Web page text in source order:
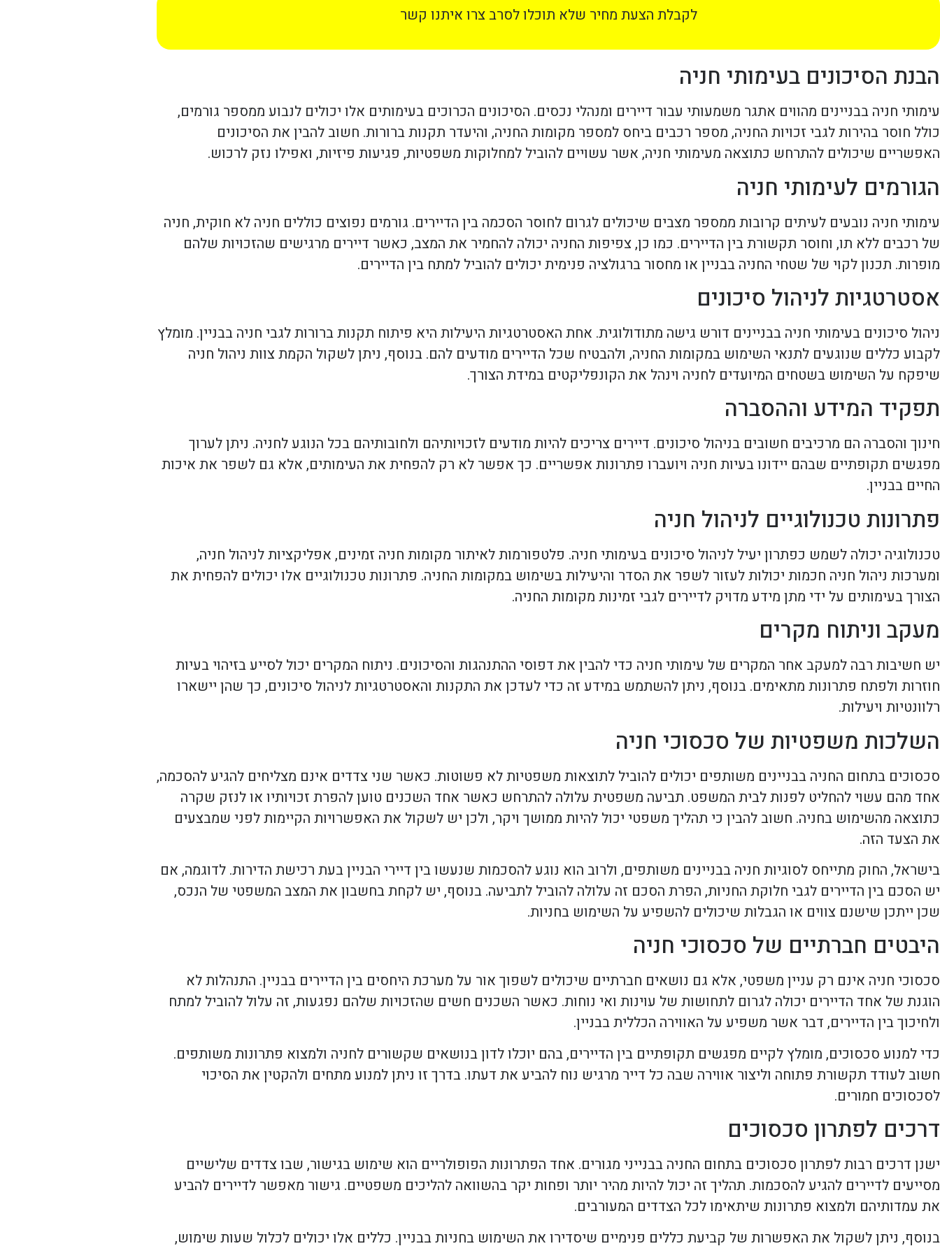
לקבלת הצעת מחיר שלא תוכלו לסרב צרו איתנו קשר
הבנת הסיכונים בעימותי חניה
עימותי חניה בבניינים מהווים אתגר משמעותי עבור דיירים ומנהלי נכסים. הסיכונים הכרוכים בעימותים אלו יכולים לנבוע ממספר גורמים,
כולל חוסר בהירות לגבי זכויות החניה, מספר רכבים ביחס למספר מקומות החניה, והיעדר תקנות ברורות. חשוב להבין את הסיכונים
האפשריים שיכולים להתרחש כתוצאה מעימותי חניה, אשר עשויים להוביל למחלוקות משפטיות, פגיעות פיזיות, ואפילו נזק לרכוש.
הגורמים לעימותי חניה
עימותי חניה נובעים לעיתים קרובות ממספר מצבים שיכולים לגרום לחוסר הסכמה בין הדיירים. גורמים נפוצים כוללים חניה לא חוקית, חניה
של רכבים ללא תו, וחוסר תקשורת בין הדיירים. כמו כן, צפיפות החניה יכולה להחמיר את המצב, כאשר דיירים מרגישים שהזכויות שלהם
מופרות. תכנון לקוי של שטחי החניה בבניין או מחסור ברגולציה פנימית יכולים להוביל למתח בין הדיירים.
אסטרטגיות לניהול סיכונים
ניהול סיכונים בעימותי חניה בבניינים דורש גישה מתודולוגית. אחת האסטרטגיות היעילות היא פיתוח תקנות ברורות לגבי חניה בבניין. מומלץ
לקבוע כללים שנוגעים לתנאי השימוש במקומות החניה, ולהבטיח שכל הדיירים מודעים להם. בנוסף, ניתן לשקול הקמת צוות ניהול חניה
שיפקח על השימוש בשטחים המיועדים לחניה וינהל את הקונפליקטים במידת הצורך.
תפקיד המידע וההסברה
חינוך והסברה הם מרכיבים חשובים בניהול סיכונים. דיירים צריכים להיות מודעים לזכויותיהם ולחובותיהם בכל הנוגע לחניה. ניתן לערוך
מפגשים תקופתיים שבהם יידונו בעיות חניה ויועברו פתרונות אפשריים. כך אפשר לא רק להפחית את העימותים, אלא גם לשפר את איכות
החיים בבניין.
פתרונות טכנולוגיים לניהול חניה
טכנולוגיה יכולה לשמש כפתרון יעיל לניהול סיכונים בעימותי חניה. פלטפורמות לאיתור מקומות חניה זמינים, אפליקציות לניהול חניה,
ומערכות ניהול חניה חכמות יכולות לעזור לשפר את הסדר והיעילות בשימוש במקומות החניה. פתרונות טכנולוגיים אלו יכולים להפחית את
הצורך בעימותים על ידי מתן מידע מדויק לדיירים לגבי זמינות מקומות החניה.
מעקב וניתוח מקרים
יש חשיבות רבה למעקב אחר המקרים של עימותי חניה כדי להבין את דפוסי ההתנהגות והסיכונים. ניתוח המקרים יכול לסייע בזיהוי בעיות
חוזרות ולפתח פתרונות מתאימים. בנוסף, ניתן להשתמש במידע זה כדי לעדכן את התקנות והאסטרטגיות לניהול סיכונים, כך שהן יישארו
רלוונטיות ויעילות.
השלכות משפטיות של סכסוכי חניה
סכסוכים בתחום החניה בבניינים משותפים יכולים להוביל לתוצאות משפטיות לא פשוטות. כאשר שני צדדים אינם מצליחים להגיע להסכמה,
אחד מהם עשוי להחליט לפנות לבית המשפט. תביעה משפטית עלולה להתרחש כאשר אחד השכנים טוען להפרת זכויותיו או לנזק שקרה
כתוצאה מהשימוש בחניה. חשוב להבין כי תהליך משפטי יכול להיות ממושך ויקר, ולכן יש לשקול את האפשרויות הקיימות לפני שמבצעים
את הצעד הזה.
בישראל, החוק מתייחס לסוגיות חניה בבניינים משותפים, ולרוב הוא נוגע להסכמות שנעשו בין דיירי הבניין בעת רכישת הדירות. לדוגמה, אם
יש הסכם בין הדיירים לגבי חלוקת החניות, הפרת הסכם זה עלולה להוביל לתביעה. בנוסף, יש לקחת בחשבון את המצב המשפטי של הנכס,
שכן ייתכן שישנם צווים או הגבלות שיכולים להשפיע על השימוש בחניות.
היבטים חברתיים של סכסוכי חניה
סכסוכי חניה אינם רק עניין משפטי, אלא גם נושאים חברתיים שיכולים לשפוך אור על מערכת היחסים בין הדיירים בבניין. התנהלות לא
הוגנת של אחד הדיירים יכולה לגרום לתחושות של עוינות ואי נוחות. כאשר השכנים חשים שהזכויות שלהם נפגעות, זה עלול להוביל למתח
ולחיכוך בין הדיירים, דבר אשר משפיע על האווירה הכללית בבניין.
כדי למנוע סכסוכים, מומלץ לקיים מפגשים תקופתיים בין הדיירים, בהם יוכלו לדון בנושאים שקשורים לחניה ולמצוא פתרונות משותפים.
חשוב לעודד תקשורת פתוחה וליצור אווירה שבה כל דייר מרגיש נוח להביע את דעתו. בדרך זו ניתן למנוע מתחים ולהקטין את הסיכוי
לסכסוכים חמורים.
דרכים לפתרון סכסוכים
ישנן דרכים רבות לפתרון סכסוכים בתחום החניה בבנייני מגורים. אחד הפתרונות הפופולריים הוא שימוש בגישור, שבו צדדים שלישיים
מסייעים לדיירים להגיע להסכמות. תהליך זה יכול להיות מהיר יותר ופחות יקר בהשוואה להליכים משפטיים. גישור מאפשר לדיירים להביע
את עמדותיהם ולמצוא פתרונות שיתאימו לכל הצדדים המעורבים.
בנוסף, ניתן לשקול את האפשרות של קביעת כללים פנימיים שיסדירו את השימוש בחניות בבניין. כללים אלו יכולים לכלול שעות שימוש,